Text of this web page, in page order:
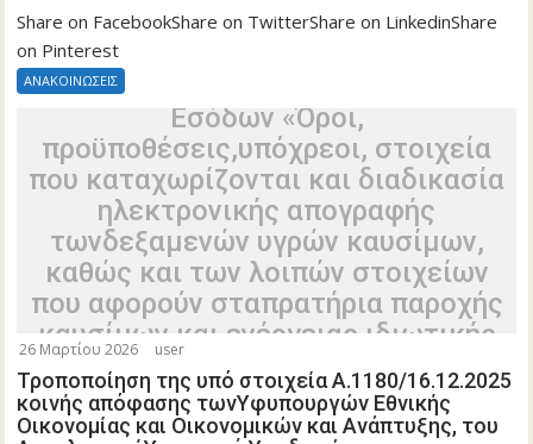
Share on FacebookShare on TwitterShare on LinkedinShare
on Pinterest
ΑΝΑΚΟΙΝΩΣΕΙΣ
Μεταφορών, του Υπουργού Ψηφιακής
Διακυβέρνησης καιτου Διοικητή της
Ανεξάρτητης Αρχής Δημοσίων
Εσόδων «Όροι,
προϋποθέσεις,υπόχρεοι, στοιχεία
που καταχωρίζονται και διαδικασία
ηλεκτρονικής απογραφής
τωνδεξαμενών υγρών καυσίμων,
καθώς και των λοιπών στοιχείων
που αφορούν σταπρατήρια παροχής
καυσίμων και ενέργειας ιδιωτικής
χρήσης της παρ. 7 του άρθρου114
του ν. 4070/2012, στο Μητρώο
Δεξαμενών Πρατηρίων Παροχής
26 Μαρτίου 2026 user
Τροποποίηση της υπό στοιχεία Α.1180/16.12.2025
κοινής απόφασης τωνΥφυπουργών Εθνικής
Οικονομίας και Οικονομικών και Ανάπτυξης, του